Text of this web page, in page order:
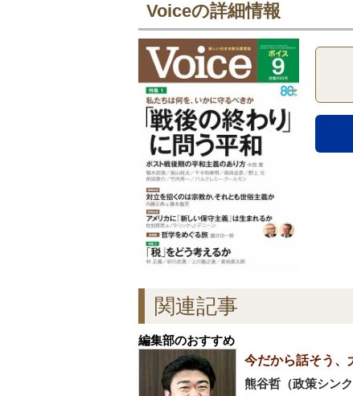
Voiceの詳細情報
関連記事
編集部のおすすめ
今だから話そう、
熊谷哲（政策シン